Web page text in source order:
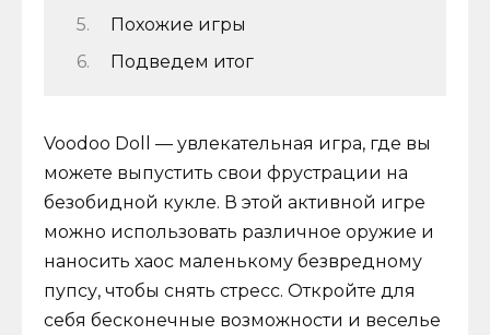
Похожие игры
Подведем итог
Voodoo Doll — увлекательная игра, где вы
можете выпустить свои фрустрации на
безобидной кукле. В этой активной игре
можно использовать различное оружие и
наносить хаос маленькому безвредному
пупсу, чтобы снять стресс. Откройте для
себя бесконечные возможности и веселье